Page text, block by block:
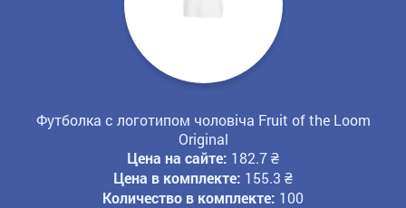
Футболка с логотипом чоловіча Fruit of the Loom
Original
Цена на сайте: 182.7₴
Цена в комплекте: 155.3 ₴
Количество в комплекте: 100